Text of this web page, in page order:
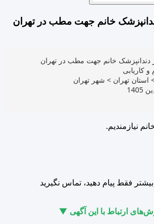
خانم جهت مطب در تهران
دندانپزشک خانم جهت مطب در تهران
و کاریابی
استان تهران > شهر تهران
نیازمندیم.
فقط پیام دهید، تماس نگیرید
ارتباط با این آگهی ▼